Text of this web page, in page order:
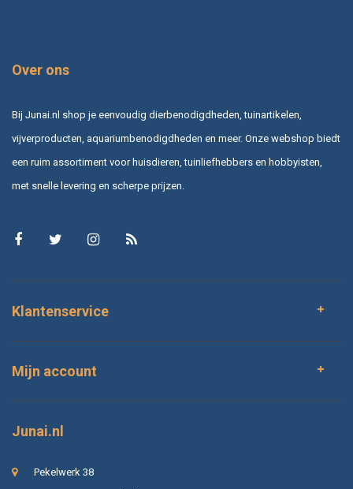
Over ons
Bij Junai.nl shop je eenvoudig dierbenodigdheden, tuinartikelen,
vijverproducten, aquariumbenodigdheden en meer. Onze webshop biedt
een ruim assortiment voor huisdieren, tuinliefhebbers en hobbyisten,
met snelle levering en scherpe prijzen.
Klantenservice
Mijn account
Junai.nl
Pekelwerk 38